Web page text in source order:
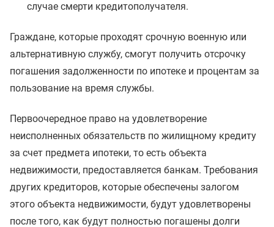
случае смерти кредитополучателя.
Граждане, которые проходят срочную военную или
альтернативную службу, смогут получить отсрочку
погашения задолженности по ипотеке и процентам за
пользование на время службы.
Первоочередное право на удовлетворение
неисполненных обязательств по жилищному кредиту
за счет предмета ипотеки, то есть объекта
недвижимости, предоставляется банкам. Требования
других кредиторов, которые обеспечены залогом
этого объекта недвижимости, будут удовлетворены
после того, как будут полностью погашены долги